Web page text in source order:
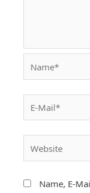
Name, E-